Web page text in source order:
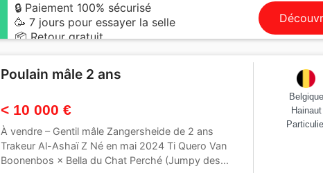
🔒 Paiement 100% sécurisé
🥳 7 jours pour essayer la selle
📦 Retour gratuit
Poulain mâle 2 ans
< 10 000 €
À vendre – Gentil mâle Zangersheide de 2 ans
Trakeur Al-Ashaï Z Né en mai 2024 Ti Quero Van
Boonenbos × Bella du Chat Perché (Jumpy des...
Belgique
Hainaut